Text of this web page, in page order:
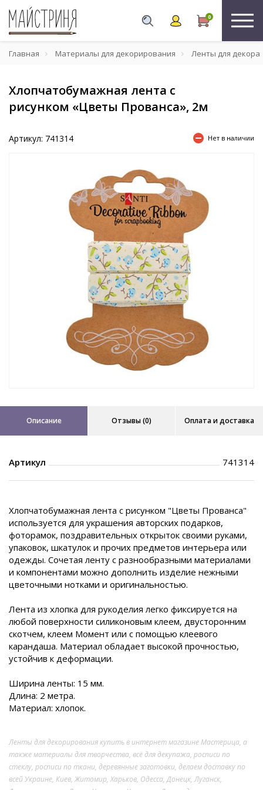
0
Главная Материалы для декорирования Ленты для декора
Хлопчатобумажная лента с
рисунком «Цветы Прованса», 2м
Артикул: 741314 Нет в наличии
Описание Отзывы (0) Оплата и доставка
Артикул 741314
Хлопчатобумажная лента с рисунком "Цветы Прованса"
используется для украшения авторских подарков,
фоторамок, поздравительных открыток своими руками,
упаковок, шкатулок и прочих предметов интерьера или
одежды. Сочетая ленту с разнообразными материалами
и компонентами можно дополнить изделие нежными
цветочными нотками и оригинальностью.
Лента из хлопка для рукоделия легко фиксируется на
любой поверхности силиконовым клеем, двусторонним
скотчем, клеем Момент или с помощью клеевого
карандаша. Материал обладает высокой прочностью,
устойчив к деформации.
Ширина ленты: 15 мм.
Длина: 2 метра.
Материал: хлопок.
Ленты для декорирования купить в интернет магазине Мастерица, а
также материалы для творчества, всё для декупажа, росписи по
стеклу, росписи по ткани, деревянные заготовки, делаем доставку по
всей Украине, Киев, Житомир, Харьков, Одесса, Донецк, Луганск,